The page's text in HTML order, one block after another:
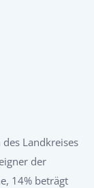
Landkreises
der
14% beträgt